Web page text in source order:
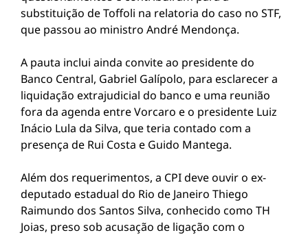
substituição de Toffoli na relatoria do caso no STF,
que passou ao ministro André Mendonça.
A pauta inclui ainda convite ao presidente do
Banco Central, Gabriel Galípolo, para esclarecer a
liquidação extrajudicial do banco e uma reunião
fora da agenda entre Vorcaro e o presidente Luiz
Inácio Lula da Silva, que teria contado com a
presença de Rui Costa e Guido Mantega.
Além dos requerimentos, a CPI deve ouvir o ex-
deputado estadual do Rio de Janeiro Thiego
Raimundo dos Santos Silva, conhecido como TH
Joias, preso sob acusação de ligação com o